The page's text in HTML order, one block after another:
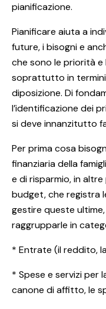
pianificazione.
Pianificare aiuta a
future, i bisogni e
che sono le priorità
soprattutto in
diposizione. Di
l’identificazione dei
si deve innanzitutto
Per prima cosa
finanziaria della
e di risparmio, in
budget, che registra
gestire queste ultime,
raggrupparle in
* Entrate (il reddito,
* Spese e servizi per
canone di affitto, le